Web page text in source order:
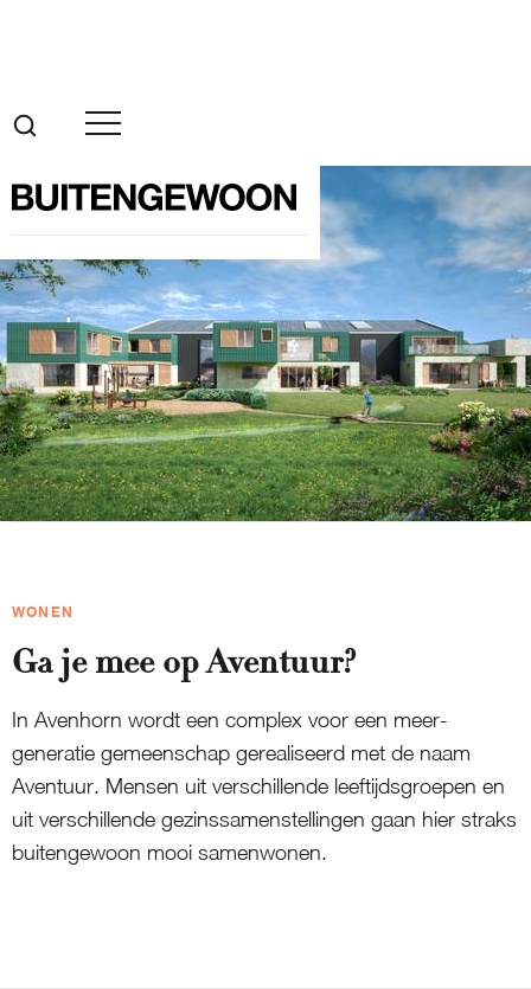
WONEN
Ga je mee op Aventuur?
In Avenhorn wordt een complex voor een meer-
generatie gemeenschap gerealiseerd met de naam
Aventuur. Mensen uit verschillende leeftijdsgroepen en
uit verschillende gezinssamenstellingen gaan hier straks
buitengewoon mooi samenwonen.